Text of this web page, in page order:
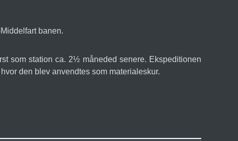
banen.
som station ca. 2½ måneded senere. Ekspeditionen
den blev anvendtes som materialeskur.